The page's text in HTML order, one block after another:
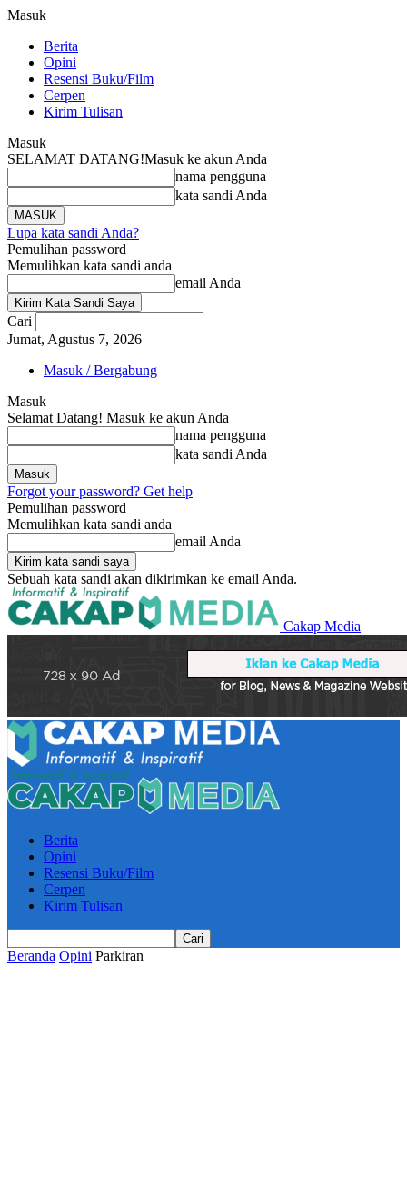
Masuk
Berita
Opini
Resensi Buku/Film
Cerpen
Kirim Tulisan
Masuk
SELAMAT DATANG!Masuk ke akun Anda
nama pengguna
kata sandi Anda
Lupa kata sandi Anda?
Pemulihan password
Memulihkan kata sandi anda
email Anda
Cari
Jumat, Agustus 7, 2026
Masuk / Bergabung
Masuk
Selamat Datang! Masuk ke akun Anda
nama pengguna
kata sandi Anda
Forgot your password? Get help
Pemulihan password
Memulihkan kata sandi anda
email Anda
Sebuah kata sandi akan dikirimkan ke email Anda.
Cakap Media
Berita
Opini
Resensi Buku/Film
Cerpen
Kirim Tulisan
Beranda Opini Parkiran